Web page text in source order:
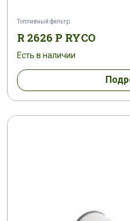
Топливный фильтр
R 2626 P RYCO
Есть в наличии